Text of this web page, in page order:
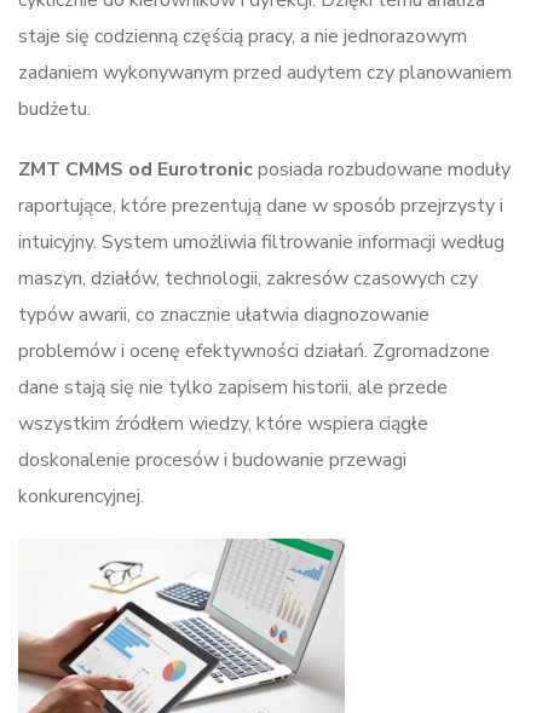
staje się codzienną częścią pracy, a nie jednorazowym
zadaniem wykonywanym przed audytem czy planowaniem
budżetu.
ZMT CMMS od Eurotronicposiada rozbudowane moduły
raportujące, które prezentują dane w sposób przejrzysty i
intuicyjny. System umożliwia filtrowanie informacji według
maszyn, działów, technologii, zakresów czasowych czy
typów awarii, co znacznie ułatwia diagnozowanie
problemów i ocenę efektywności działań. Zgromadzone
dane stają się nie tylko zapisem historii, ale przede
wszystkim źródłem wiedzy, które wspiera ciągłe
doskonalenie procesów i budowanie przewagi
konkurencyjnej.